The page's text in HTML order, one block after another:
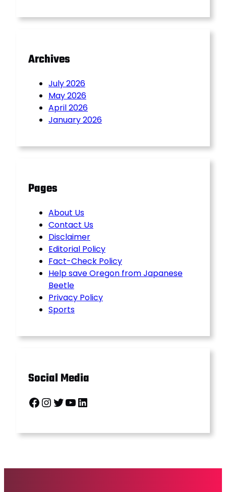
Archives
July 2026
May 2026
April 2026
January 2026
Pages
About Us
Contact Us
Disclaimer
Editorial Policy
Fact-Check Policy
Help save Oregon from Japanese
Beetle
Privacy Policy
Sports
Social Media
Facebook InstagramTwitter YouTube LinkedIn